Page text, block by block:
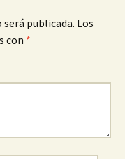
publicada. Los
con *